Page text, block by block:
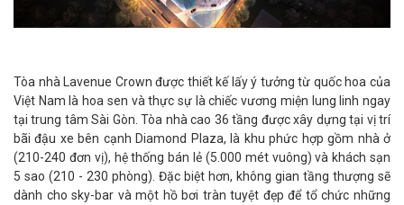
Tòa nhà Lavenue Crown được thiết kế lấy ý tưởng từ quốc hoa của
Việt Nam là hoa sen và thực sự là chiếc vương miện lung linh ngay
tại trung tâm Sài Gòn. Tòa nhà cao 36 tầng được xây dựng tại vị trí
bãi đậu xe bên cạnh Diamond Plaza, là khu phức hợp gồm nhà ở
(210-240 đơn vị), hệ thống bán lẻ (5.000 mét vuông) và khách sạn
5 sao (210 - 230 phòng). Đặc biệt hơn, không gian tầng thượng sẽ
dành cho sky-bar và một hồ bơi tràn tuyệt đẹp để tổ chức những